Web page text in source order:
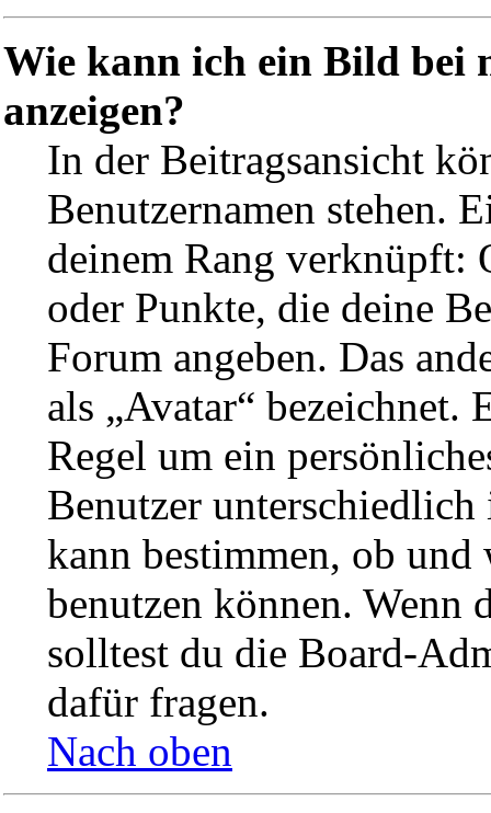
Wie kann ich ein Bild bei
anzeigen?
In der Beitragsansicht
Benutzernamen stehen.
deinem Rang verknüpft:
oder Punkte, die deine
Forum angeben. Das
als „Avatar“ bezeichnet.
Regel um ein
Benutzer
kann bestimmen, ob und
benutzen können. Wenn
solltest du die Board-
dafür fragen.
Nach oben